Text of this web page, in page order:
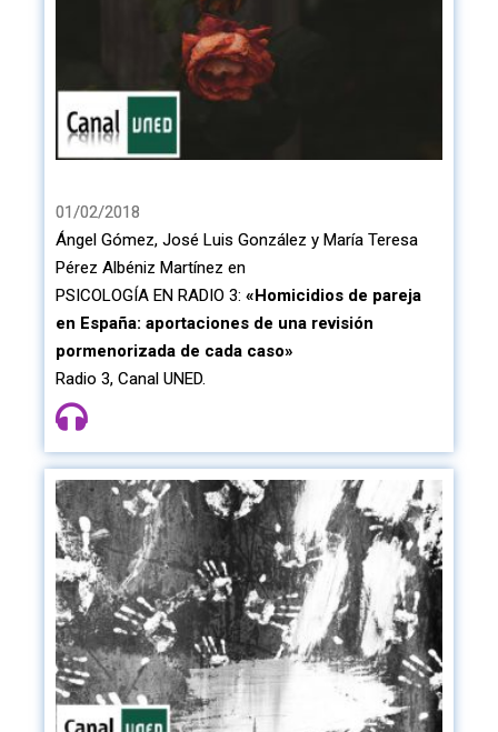
01/02/2018
Ángel Gómez, José Luis González y María Teresa
Pérez Albéniz Martínez en
PSICOLOGÍA EN RADIO 3: «Homicidios de pareja
en España: aportaciones de una revisión
pormenorizada de cada caso»
Radio 3, Canal UNED.